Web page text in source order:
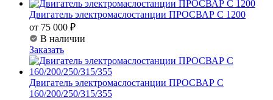
Двигатель электромаслостанции ПРОСВАР С 1200
от 75 000 ₽
В наличии
Заказать
Двигатель электромаслостанции ПРОСВАР С
160/200/250/315/355